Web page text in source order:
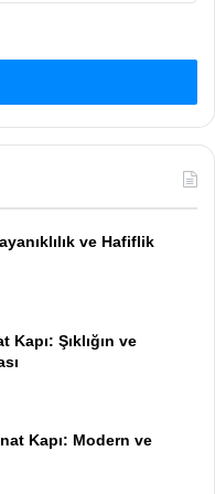
ve Hafiflik
Şıklığın ve
Kapı: Modern ve